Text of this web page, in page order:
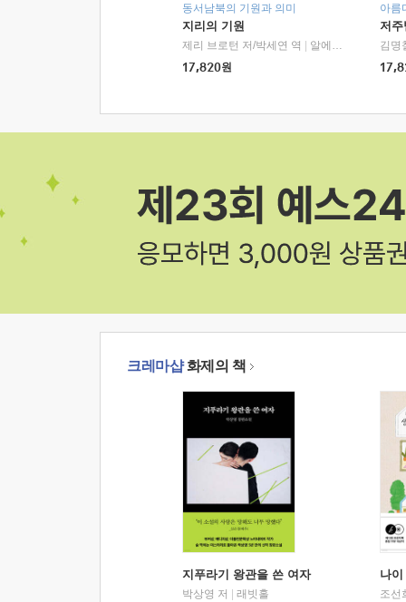
동서남북의 기원과 의미
지리의 기원
제리 브로턴 저/박세연 역
알에이치코리아(RHK)
17,820원
아름
저
김명
크레마샵화제의 책
지푸라기 왕관을 쓴 여자
박상영 저
래빗홀
나
조선